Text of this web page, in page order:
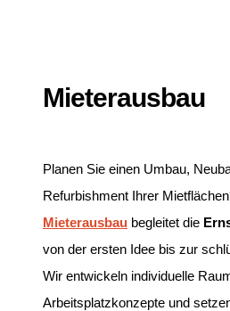
Mieterausbau
Planen Sie einen Umbau,
Refurbishment Ihrer
Mieterausbau begleitet die
von der ersten Idee bis zur
Wir entwickeln individuelle
Arbeitsplatzkonzepte und